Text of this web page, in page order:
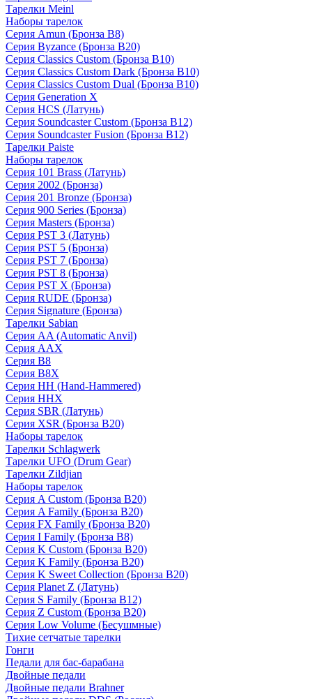
Тарелки Meinl
Наборы тарелок
Серия Amun (Бронза B8)
Серия Byzance (Бронза B20)
Серия Classics Custom (Бронза B10)
Серия Classics Custom Dark (Бронза B10)
Серия Classics Custom Dual (Бронза B10)
Серия Generation X
Серия HCS (Латунь)
Серия Soundcaster Custom (Бронза B12)
Серия Soundcaster Fusion (Бронза B12)
Тарелки Paiste
Наборы тарелок
Серия 101 Brass (Латунь)
Серия 2002 (Бронза)
Серия 201 Bronze (Бронза)
Серия 900 Series (Бронза)
Серия Masters (Бронза)
Серия PST 3 (Латунь)
Серия PST 5 (Бронза)
Серия PST 7 (Бронза)
Серия PST 8 (Бронза)
Серия PST X (Бронза)
Серия RUDE (Бронза)
Серия Signature (Бронза)
Тарелки Sabian
Серия AA (Automatic Anvil)
Серия AAX
Серия B8
Серия B8X
Серия HH (Hand-Hammered)
Серия HHX
Серия SBR (Латунь)
Серия XSR (Бронза B20)
Наборы тарелок
Тарелки Schlagwerk
Тарелки UFO (Drum Gear)
Тарелки Zildjian
Наборы тарелок
Серия A Custom (Бронза B20)
Серия A Family (Бронза B20)
Серия FX Family (Бронза B20)
Серия I Family (Бронза B8)
Серия K Custom (Бронза B20)
Серия K Family (Бронза B20)
Серия K Sweet Collection (Бронза B20)
Серия Planet Z (Латунь)
Серия S Family (Бронза B12)
Серия Z Custom (Бронза B20)
Серия Low Volume (Бесушмные)
Тихие сетчатые тарелки
Гонги
Педали для бас-барабана
Двойные педали
Двойные педали Brahner